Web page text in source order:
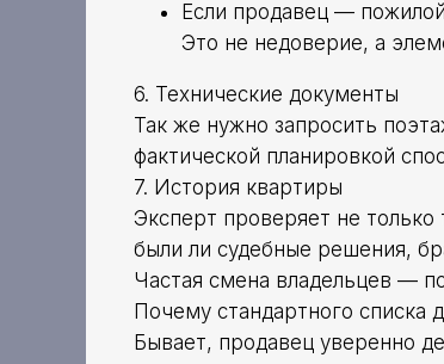
Если продавец —
Это не недоверие, а
6. Технические документы
Так же нужно запросить
фактической планировкой
7. История квартиры
Эксперт проверяет не
были ли судебные решения,
Частая смена владельцев —
Почему стандартного списка
Бывает, продавец уверенно